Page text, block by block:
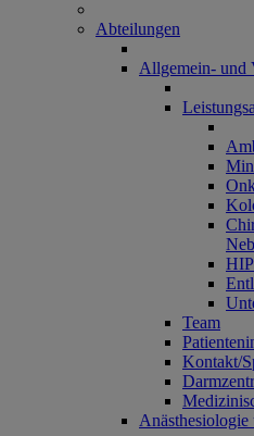
Abteilungen
Allgemein- und
Team
Kontakt/